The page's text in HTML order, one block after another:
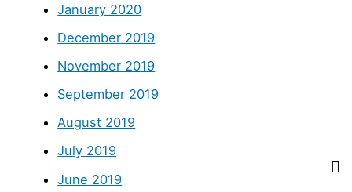
January 2020
December 2019
November 2019
September 2019
August 2019
July 2019
June 2019